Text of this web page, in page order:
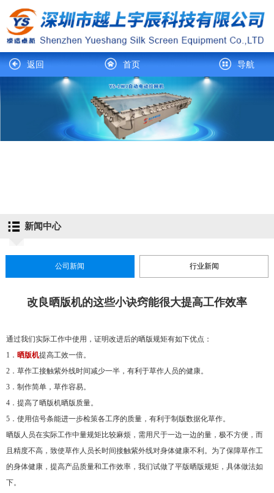
返回 首页 导航
新闻中心
公司新闻 行业新闻
改良晒版机的这些小诀窍能很大提高工作效率
通过我们实际工作中使用，证明改进后的晒版规矩有如下优点：
1． 晒版机提高工效一倍。
2．草作工接触紫外线时间减少一半，有利于草作人员的健康。
3．制作简单，草作容易。
4．提高了晒版机晒版质量。
5．使用信号条能进一步检策各工序的质量，有利于制版数据化草作。
晒版人员在实际工作中量规矩比较麻烦，需用尺于一边一边的量，极不方便，而
且精度不高，致使草作人员长时间接触紫外线对身体健康不利。为了保障草作工
的身体健康，提高产品质量和工作效率，我们试做了平版晒版规矩，具体做法如
下。